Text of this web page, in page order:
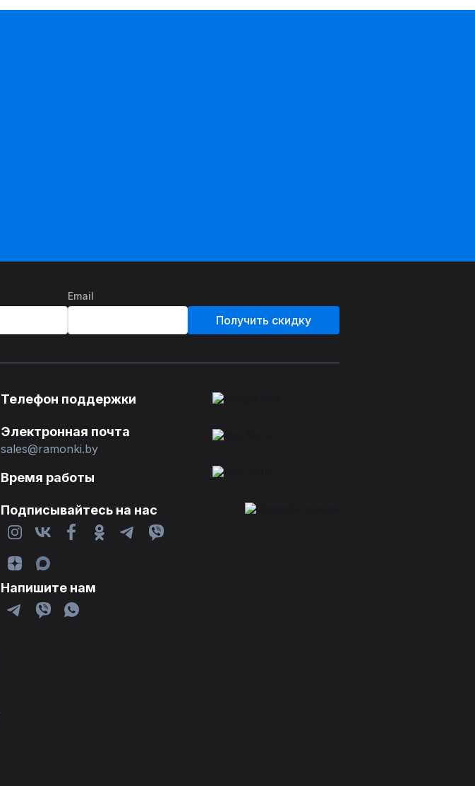
Email
Получить скидку
Телефон поддержки
Электронная почта
sales@ramonki.by
Время работы
Подписывайтесь на нас
Напишите нам